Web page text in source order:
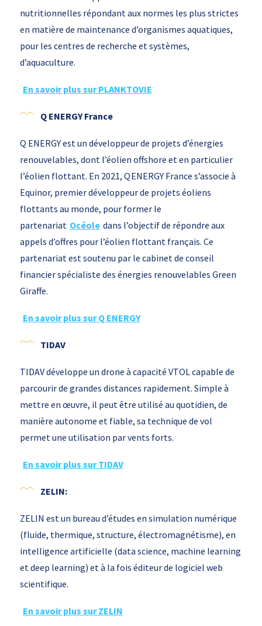
nutritionnelles répondant aux normes les plus strictes
en matière de maintenance d’organismes aquatiques,
pour les centres de recherche et systèmes,
d’aquaculture.
En savoir plus sur PLANKTOVIE
Q ENERGY France
Q ENERGY est un développeur de projets d’énergies
renouvelables, dont l’éolien offshore et en particulier
l’éolien flottant. En 2021, Q ENERGY France s’associe à
Equinor, premier développeur de projets éoliens
flottants au monde, pour former le
partenariat Océole dans l’objectif de répondre aux
appels d’offres pour l’éolien flottant français. Ce
partenariat est soutenu par le cabinet de conseil
financier spécialiste des énergies renouvelables Green
Giraffe.
En savoir plus sur Q ENERGY
TIDAV
TIDAV développe un drone à capacité VTOL capable de
parcourir de grandes distances rapidement. Simple à
mettre en œuvre, il peut être utilisé au quotidien, de
manière autonome et fiable, sa technique de vol
permet une utilisation par vents forts.
En savoir plus sur TIDAV
ZELIN:
ZELIN est un bureau d’études en simulation numérique
(fluide, thermique, structure, électromagnétisme), en
intelligence artificielle (data science, machine learning
et deep learning) et à la fois éditeur de logiciel web
scientifique.
En savoir plus sur ZELIN